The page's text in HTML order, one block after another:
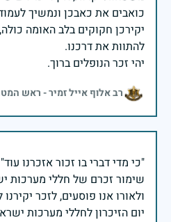
כואבים את כאבכן ונמשיך
יקירכן חקוקים בלב האומה
יהי זכר הנופלים ברוך.
רב אלוף אייל זמיר - ראש
שימור זכרם של חללי מערכות
יום הזיכרון לחללי מערכות ישראל